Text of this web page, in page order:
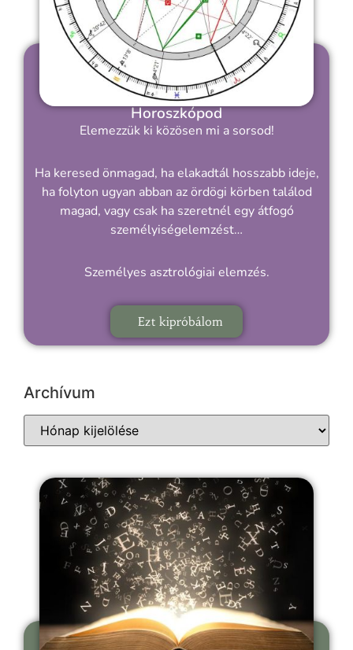
Horoszkópod
Elemezzük ki közösen mi a sorsod!
Ha keresed önmagad, ha elakadtál hosszabb ideje,
ha folyton ugyan abban az ördögi körben találod
magad, vagy csak ha szeretnél egy átfogó
személyiségelemzést…
Személyes asztrológiai elemzés.
Ezt kipróbálom
Archívum